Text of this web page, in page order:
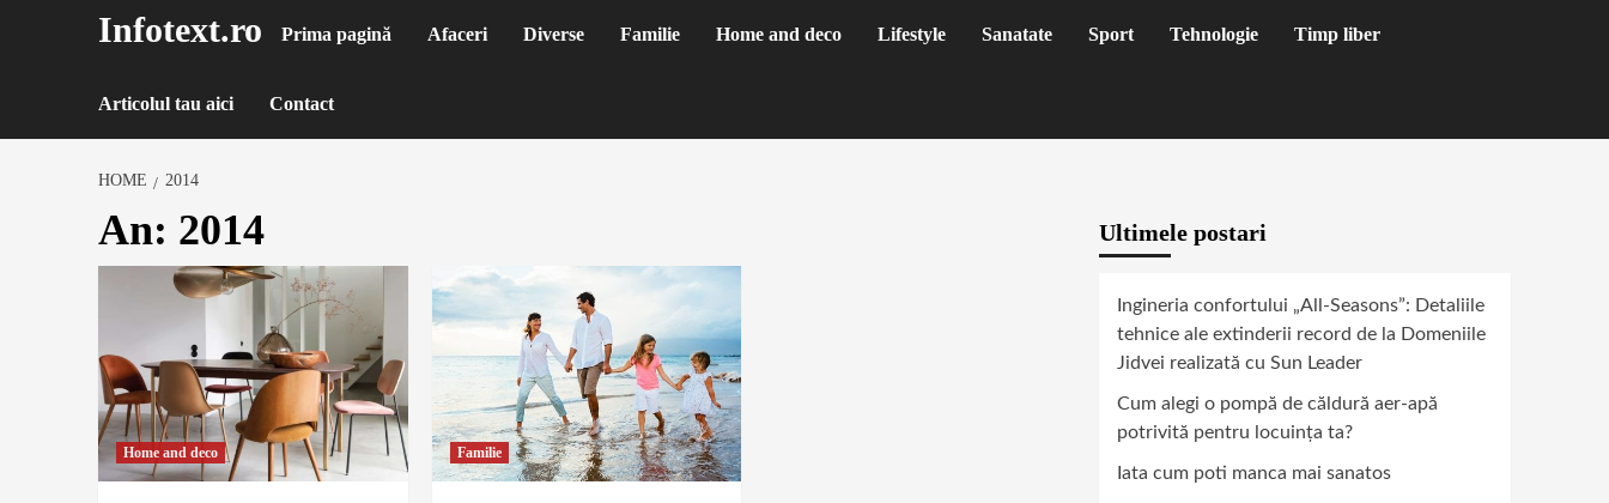
Infotext.ro Prima pagină Afaceri Diverse Familie Home and deco Lifestyle Sanatate Sport Tehnologie Timp liber
Articolul tau aici Contact
HOME 2014
An: 2014
Home and deco Familie
Ultimele postari
Ingineria confortului „All-Seasons”: Detaliile
tehnice ale extinderii record de la Domeniile
Jidvei realizată cu Sun Leader
Cum alegi o pompă de căldură aer-apă
potrivită pentru locuința ta?
Iata cum poti manca mai sanatos